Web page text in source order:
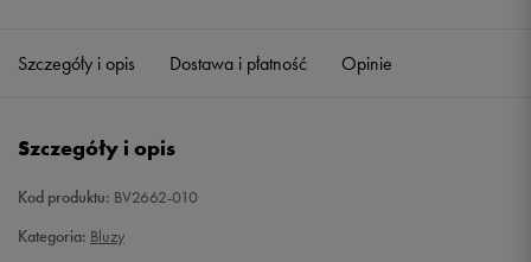
Szczegóły i opis Dostawa i płatność Opinie
Szczegóły i opis
Kod produktu: BV2662-010
Kategoria: Bluzy